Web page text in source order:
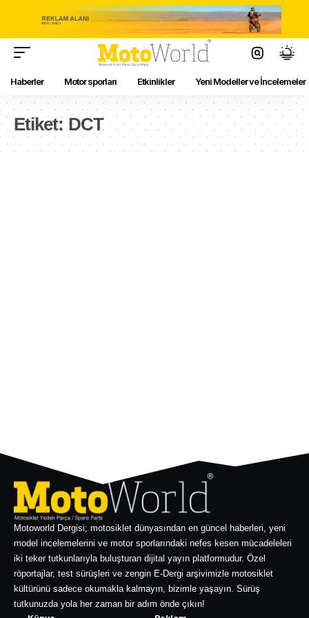
Haberler Motor sporları Etkinlikler Yeni Modeller ve İncelemeler
Etiket: DCT
Motoworld Dergisi; motosiklet dünyasından en güncel haberleri, yeni
model incelemelerini ve motor sporlarındaki nefes kesen mücadeleleri
iki teker tutkunlarıyla buluşturan dijital yayın platformudur. Özel
röportajlar, test sürüşleri ve zengin E-Dergi arşivimizle motosiklet
kültürünü sadece okumakla kalmayın, bizimle yaşayın. Sürüş
tutkunuzda yola her zaman bir adım önde çıkın!